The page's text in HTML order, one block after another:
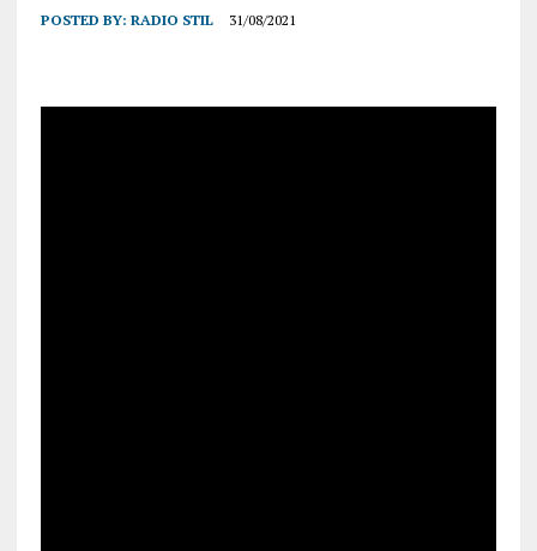
POSTED BY: RADIO STIL 31/08/2021